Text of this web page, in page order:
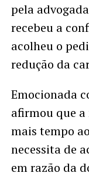
pela
recebeu a
acolheu o
redução da
Emocionada
afirmou que
mais tempo
necessita de
em razão da